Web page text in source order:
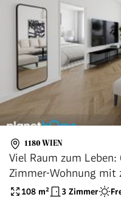
1180 WIEN
Viel Raum zum Leben:
Zimmer-Wohnung mit
Währing
108 m² 3 Zimmer